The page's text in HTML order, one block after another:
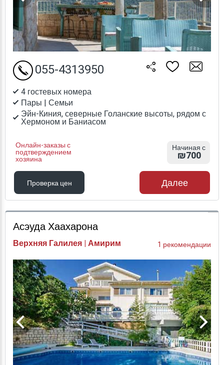
4 гостевых номера
Пары | Семьи
Эйн-Киния, северные Голанские высоты, рядом с
Хермоном и Баниасом
Онлайн-заказы с
подтверждением
хозяина
055-4313950
Начиная с
₪700
Проверка цен
Проверка цен
Далее
Асэуда Хаахарона
Верхняя Галилея | Амирим 1 рекомендации